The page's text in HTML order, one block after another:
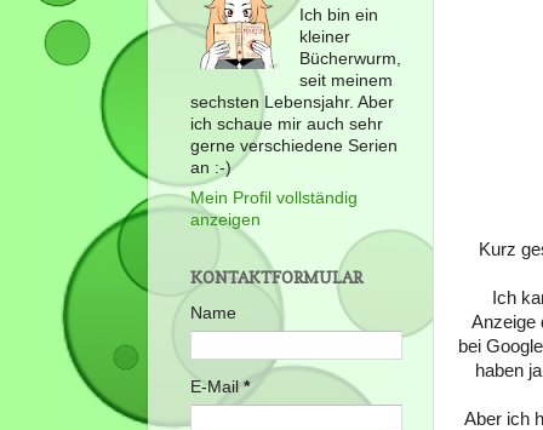
Kurz
Ich
Anzeige
bei
haben
Aber ich
Ich bin ein
kleiner
Bücherwurm,
seit meinem
sechsten Lebensjahr. Aber
ich schaue mir auch sehr
gerne verschiedene Serien
an :-)
Mein Profil vollständig
anzeigen
KONTAKTFORMULAR
Name
E-Mail *